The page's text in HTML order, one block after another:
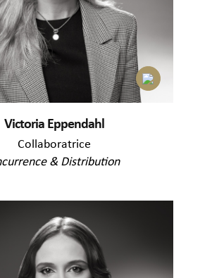
Victoria Eppendahl
Collaboratrice
& Distribution